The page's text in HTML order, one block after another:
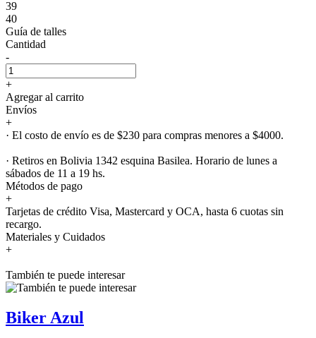
39
40
Guía de talles
Cantidad
-
+
Agregar al carrito
Envíos
+
· El costo de envío es de $230 para compras menores a $4000.
· Retiros en Bolivia 1342 esquina Basilea. Horario de lunes a
sábados de 11 a 19 hs.
Métodos de pago
+
Tarjetas de crédito Visa, Mastercard y OCA, hasta 6 cuotas sin
recargo.
Materiales y Cuidados
+
También te puede interesar
Biker Azul